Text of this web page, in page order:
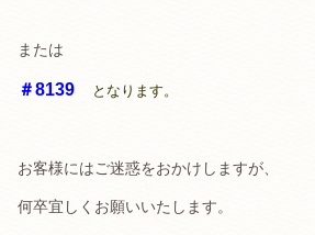
または
＃8139 となります。
お客様にはご迷惑をおかけしますが、
何卒宜しくお願いいたします。